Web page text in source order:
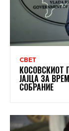
СВЕТ
КОСОВСКИОТ
ЈАЈЦА ЗА
СОБРАНИЕ